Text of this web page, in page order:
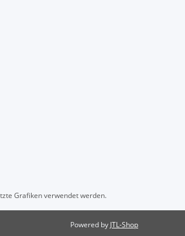
Grafiken verwendet werden.
Powered by JTL-Shop